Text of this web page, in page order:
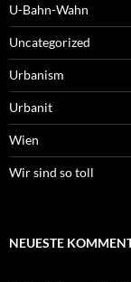
U-Bahn-Wahn
Uncategorized
Urbanism
Urbanit
Wien
Wir sind so toll
NEUESTE